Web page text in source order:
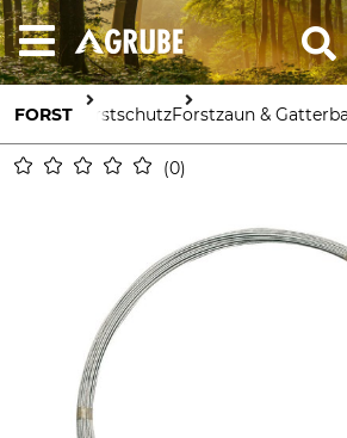
FORST ForstschutzForstzaun &
0